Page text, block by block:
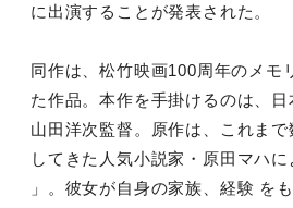
に出演することが発表された。
同作は、松竹映画100周年のメモ
た作品。本作を手掛けるのは、
山田洋次監督。原作は、これま
してきた人気小説家・原田マハ
」。彼女が自身の家族、経験 を